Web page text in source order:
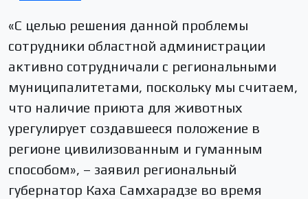
«С целью решения данной проблемы
сотрудники областной администрации
активно сотрудничали с региональными
муниципалитетами, поскольку мы считаем,
что наличие приюта для животных
урегулирует создавшееся положение в
регионе цивилизованным и гуманным
способом», – заявил региональный
губернатор Каха Самхарадзе во время